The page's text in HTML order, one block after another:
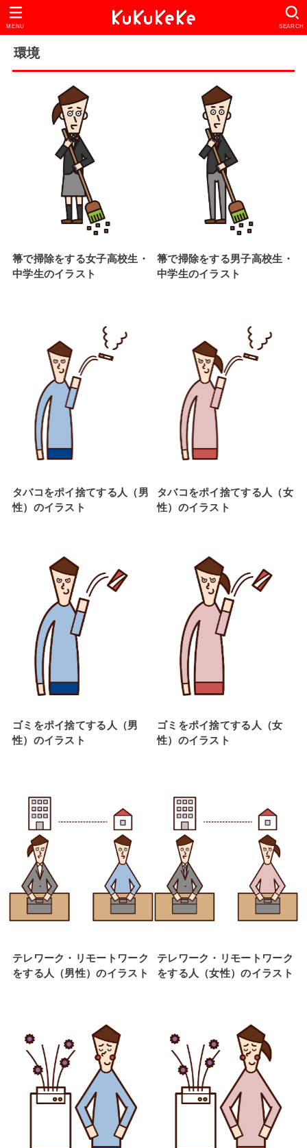
SEARCH
MENU
環境
箒で掃除をする女子高校生・
中学生のイラスト
箒で掃除をする男子高校生・
中学生のイラスト
タバコをポイ捨てする人（男
性）のイラスト
タバコをポイ捨てする人（女
性）のイラスト
ゴミをポイ捨てする人（男
性）のイラスト
ゴミをポイ捨てする人（女
性）のイラスト
テレワーク・リモートワーク
をする人（男性）のイラスト
テレワーク・リモートワーク
をする人（女性）のイラスト